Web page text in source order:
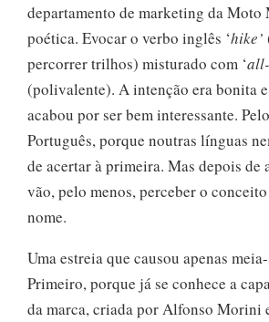
departamento de marketing da
poética. Evocar o verbo inglês ‘hike’
percorrer trilhos) misturado com ‘
(polivalente). A intenção era bonita
acabou por ser bem interessante.
Português, porque noutras línguas
de acertar à primeira. Mas depois de
vão, pelo menos, perceber o
nome.
Uma estreia que causou apenas
Primeiro, porque já se conhece a
da marca, criada por Alfonso Morini